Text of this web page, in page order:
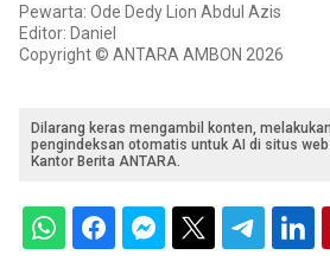
Pewarta: Ode Dedy Lion Abdul Azis
Editor: Daniel
Copyright © ANTARA AMBON 2026
Dilarang keras mengambil konten,
pengindeksan otomatis untuk AI di situs
Kantor Berita ANTARA.